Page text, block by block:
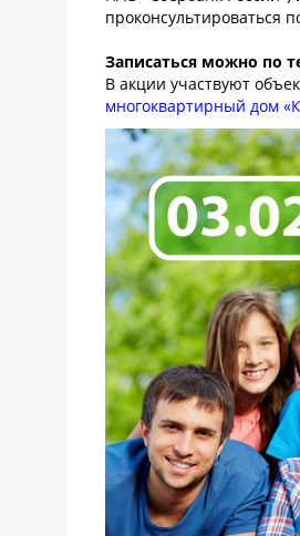
проконсультироваться
Записаться можно по
В акции участвуют
многоквартирный дом